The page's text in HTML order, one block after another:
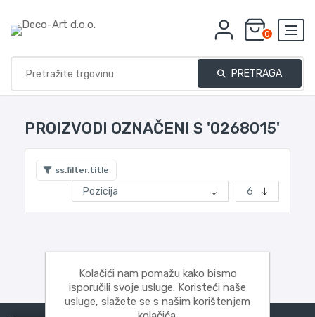
0
PRETRAGA
PROIZVODI OZNAČENI S '0268015'
ss.filter.title
Kolačići nam pomažu kako bismo
isporučili svoje usluge. Koristeći naše
usluge, slažete se s našim korištenjem